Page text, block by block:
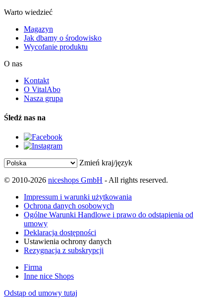
Warto wiedzieć
Magazyn
Jak dbamy o środowisko
Wycofanie produktu
O nas
Kontakt
O VitalAbo
Nasza grupa
Śledź nas na
Zmień kraj/język
© 2010-2026 niceshops GmbH - All rights reserved.
Impressum i warunki użytkowania
Ochrona danych osobowych
Ogólne Warunki Handlowe i prawo do odstąpienia od
umowy
Deklaracja dostępności
Ustawienia ochrony danych
Rezygnacja z subskrypcji
Firma
Inne nice Shops
Odstąp od umowy tutaj